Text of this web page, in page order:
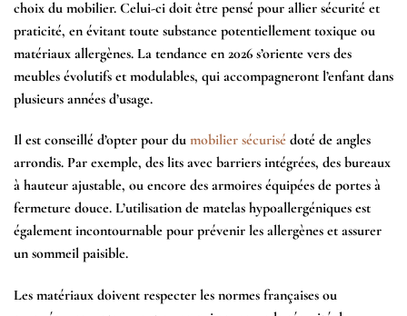
choix du mobilier. Celui-ci doit être pensé pour allier sécurité et
praticité, en évitant toute substance potentiellement toxique ou
matériaux allergènes. La tendance en 2026 s’oriente vers des
meubles évolutifs et modulables, qui accompagneront l’enfant dans
plusieurs années d’usage.
Il est conseillé d’opter pour du mobilier sécurisé doté de angles
arrondis. Par exemple, des lits avec barriers intégrées, des bureaux
à hauteur ajustable, ou encore des armoires équipées de portes à
fermeture douce. L’utilisation de matelas hypoallergéniques est
également incontournable pour prévenir les allergènes et assurer
un sommeil paisible.
Les matériaux doivent respecter les normes françaises ou